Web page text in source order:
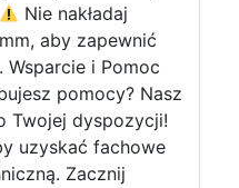
Nie nakładaj
aby zapewnić
Wsparcie i Pomoc
pomocy? Nasz
Twojej dyspozycji!
uzyskać fachowe
Zacznij